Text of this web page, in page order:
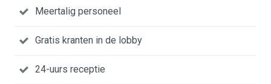
Meertalig personeel
Gratis kranten in de lobby
24-uurs receptie